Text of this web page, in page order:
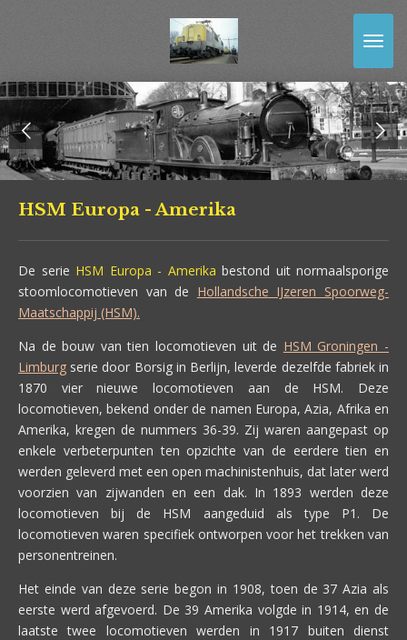
de
hoofdinhoud
HSM Europa - Amerika
De serie HSM Europa - Amerika bestond uit normaalsporige
stoomlocomotieven van de Hollandsche IJzeren Spoorweg-
Maatschappij (HSM).
Na de bouw van tien locomotieven uit de HSM Groningen -
Limburg serie door Borsig in Berlijn, leverde dezelfde fabriek in
1870 vier nieuwe locomotieven aan de HSM. Deze
locomotieven, bekend onder de namen Europa, Azia, Afrika en
Amerika, kregen de nummers 36-39. Zij waren aangepast op
enkele verbeterpunten ten opzichte van de eerdere tien en
werden geleverd met een open machinistenhuis, dat later werd
voorzien van zijwanden en een dak. In 1893 werden deze
locomotieven bij de HSM aangeduid als type P1. De
locomotieven waren specifiek ontworpen voor het trekken van
personentreinen.
Het einde van deze serie begon in 1908, toen de 37 Azia als
eerste werd afgevoerd. De 39 Amerika volgde in 1914, en de
laatste twee locomotieven werden in 1917 buiten dienst